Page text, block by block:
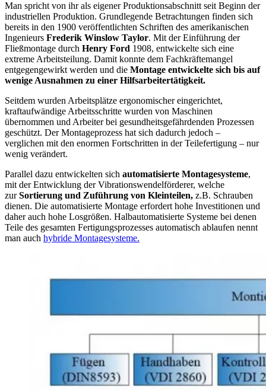
Man spricht von ihr als eigener Produktionsabschnitt seit Beginn der
industriellen Produktion. Grundlegende Betrachtungen finden sich
bereits in den 1900 veröffentlichten Schriften des amerikanischen
Ingenieurs Frederik Winslow Taylor. Mit der Einführung der
Fließmontage durch Henry Ford 1908, entwickelte sich eine
extreme Arbeitsteilung. Damit konnte dem Fachkräftemangel
entgegengewirkt werden und die Montage entwickelte sich bis auf
wenige Ausnahmen zu einer Hilfsarbeitertätigkeit.
Seitdem wurden Arbeitsplätze ergonomischer eingerichtet,
kraftaufwändige Arbeitsschritte wurden von Maschinen
übernommen und Arbeiter bei gesundheitsgefährdenden Prozessen
geschützt. Der Montageprozess hat sich dadurch jedoch –
verglichen mit den enormen Fortschritten in der Teilefertigung – nur
wenig verändert.
Parallel dazu entwickelten sich automatisierte Montagesysteme,
mit der Entwicklung der Vibrationswendelförderer, welche
zurSortierung und Zuführung von Kleinteilen, z.B. Schrauben
dienen. Die automatisierte Montage erfordert hohe Investitionen und
daher auch hohe Losgrößen. Halbautomatisierte Systeme bei denen
Teile des gesamten Fertigungsprozesses automatisch ablaufen nennt
man auch hybride Montagesysteme.